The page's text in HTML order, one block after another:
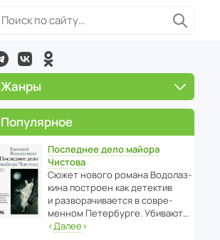
Жанры
Популярное
Последнее дело майора
Чистова
Сюжет нового романа Водо­ла­з­
кина пост­роен как дете­ктив
и разво­ра­чи­ва­ется в совре­
менном Пете­р­бурге. Убивают…
‹Далее›